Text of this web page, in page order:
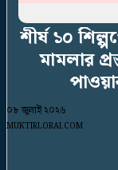
শীর্ষ ১০
মামলার
০৮ জুলাই ২০২৬
MUKTIRLORAI.COM